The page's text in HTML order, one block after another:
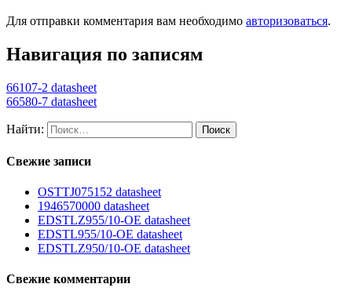
Для отправки комментария вам необходимо авторизоваться.
Навигация по записям
66107-2 datasheet
66580-7 datasheet
Найти:
Свежие записи
OSTTJ075152 datasheet
1946570000 datasheet
EDSTLZ955/10-OE datasheet
EDSTL955/10-OE datasheet
EDSTLZ950/10-OE datasheet
Свежие комментарии